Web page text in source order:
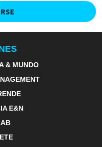
& MUNDO
E&N